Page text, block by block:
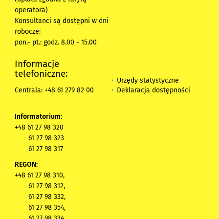
operatora)
Konsultanci są dostępni w dni
robocze:
pon.- pt.: godz. 8.00 - 15.00
Informacje
telefoniczne:
Centrala: +48 61 279 82 00
Informatorium:
+48 61 27 98 320
61 27 98 323
61 27 98 317
REGON:
+48 61 27 98 310,
61 27 98 312,
61 27 98 332,
61 27 98 354,
Urzędy statystyczne
Deklaracja dostępności